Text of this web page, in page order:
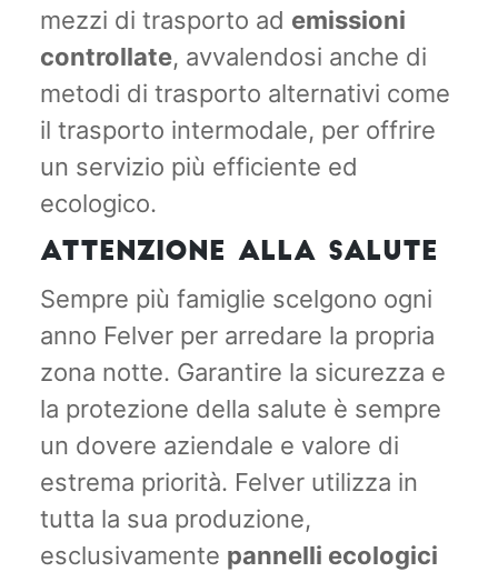
mezzi di trasporto ad emissioni
controllate, avvalendosi anche di
metodi di trasporto alternativi come
il trasporto intermodale, per offrire
un servizio più efficiente ed
ecologico.
ATTENZIONE ALLA SALUTE
Sempre più famiglie scelgono ogni
anno Felver per arredare la propria
zona notte. Garantire la sicurezza e
la protezione della salute è sempre
un dovere aziendale e valore di
estrema priorità. Felver utilizza in
tutta la sua produzione,
esclusivamente pannelli ecologici